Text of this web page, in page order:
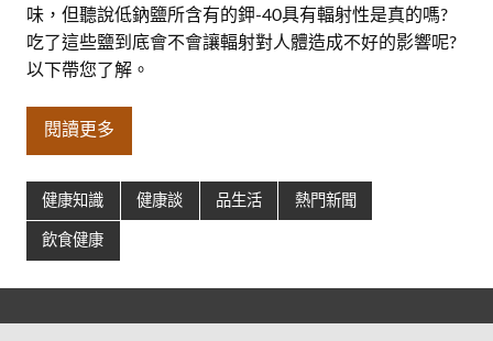
味，但聽說低鈉鹽所含有的鉀-40具有輻射性是真的嗎?
吃了這些鹽到底會不會讓輻射對人體造成不好的影響呢?
以下帶您了解。
閱讀更多
健康知識 健康談 品生活 熱門新聞
飲食健康